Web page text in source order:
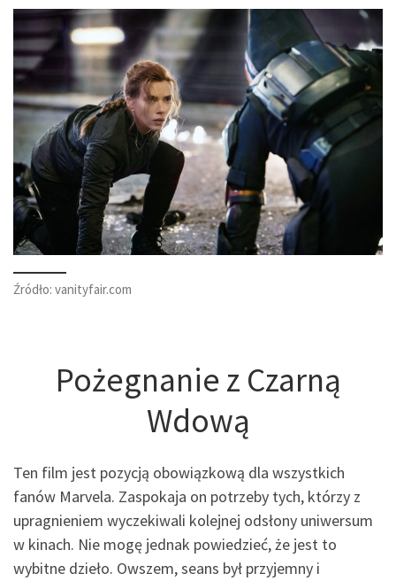
Źródło: vanityfair.com
Pożegnanie z Czarną
Wdową
Ten film jest pozycją obowiązkową dla wszystkich
fanów Marvela. Zaspokaja on potrzeby tych, którzy z
upragnieniem wyczekiwali kolejnej odsłony uniwersum
w kinach. Nie mogę jednak powiedzieć, że jest to
wybitne dzieło. Owszem, seans był przyjemny i